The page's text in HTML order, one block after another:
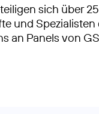
sich über 25
und Spezialisten
an Panels von